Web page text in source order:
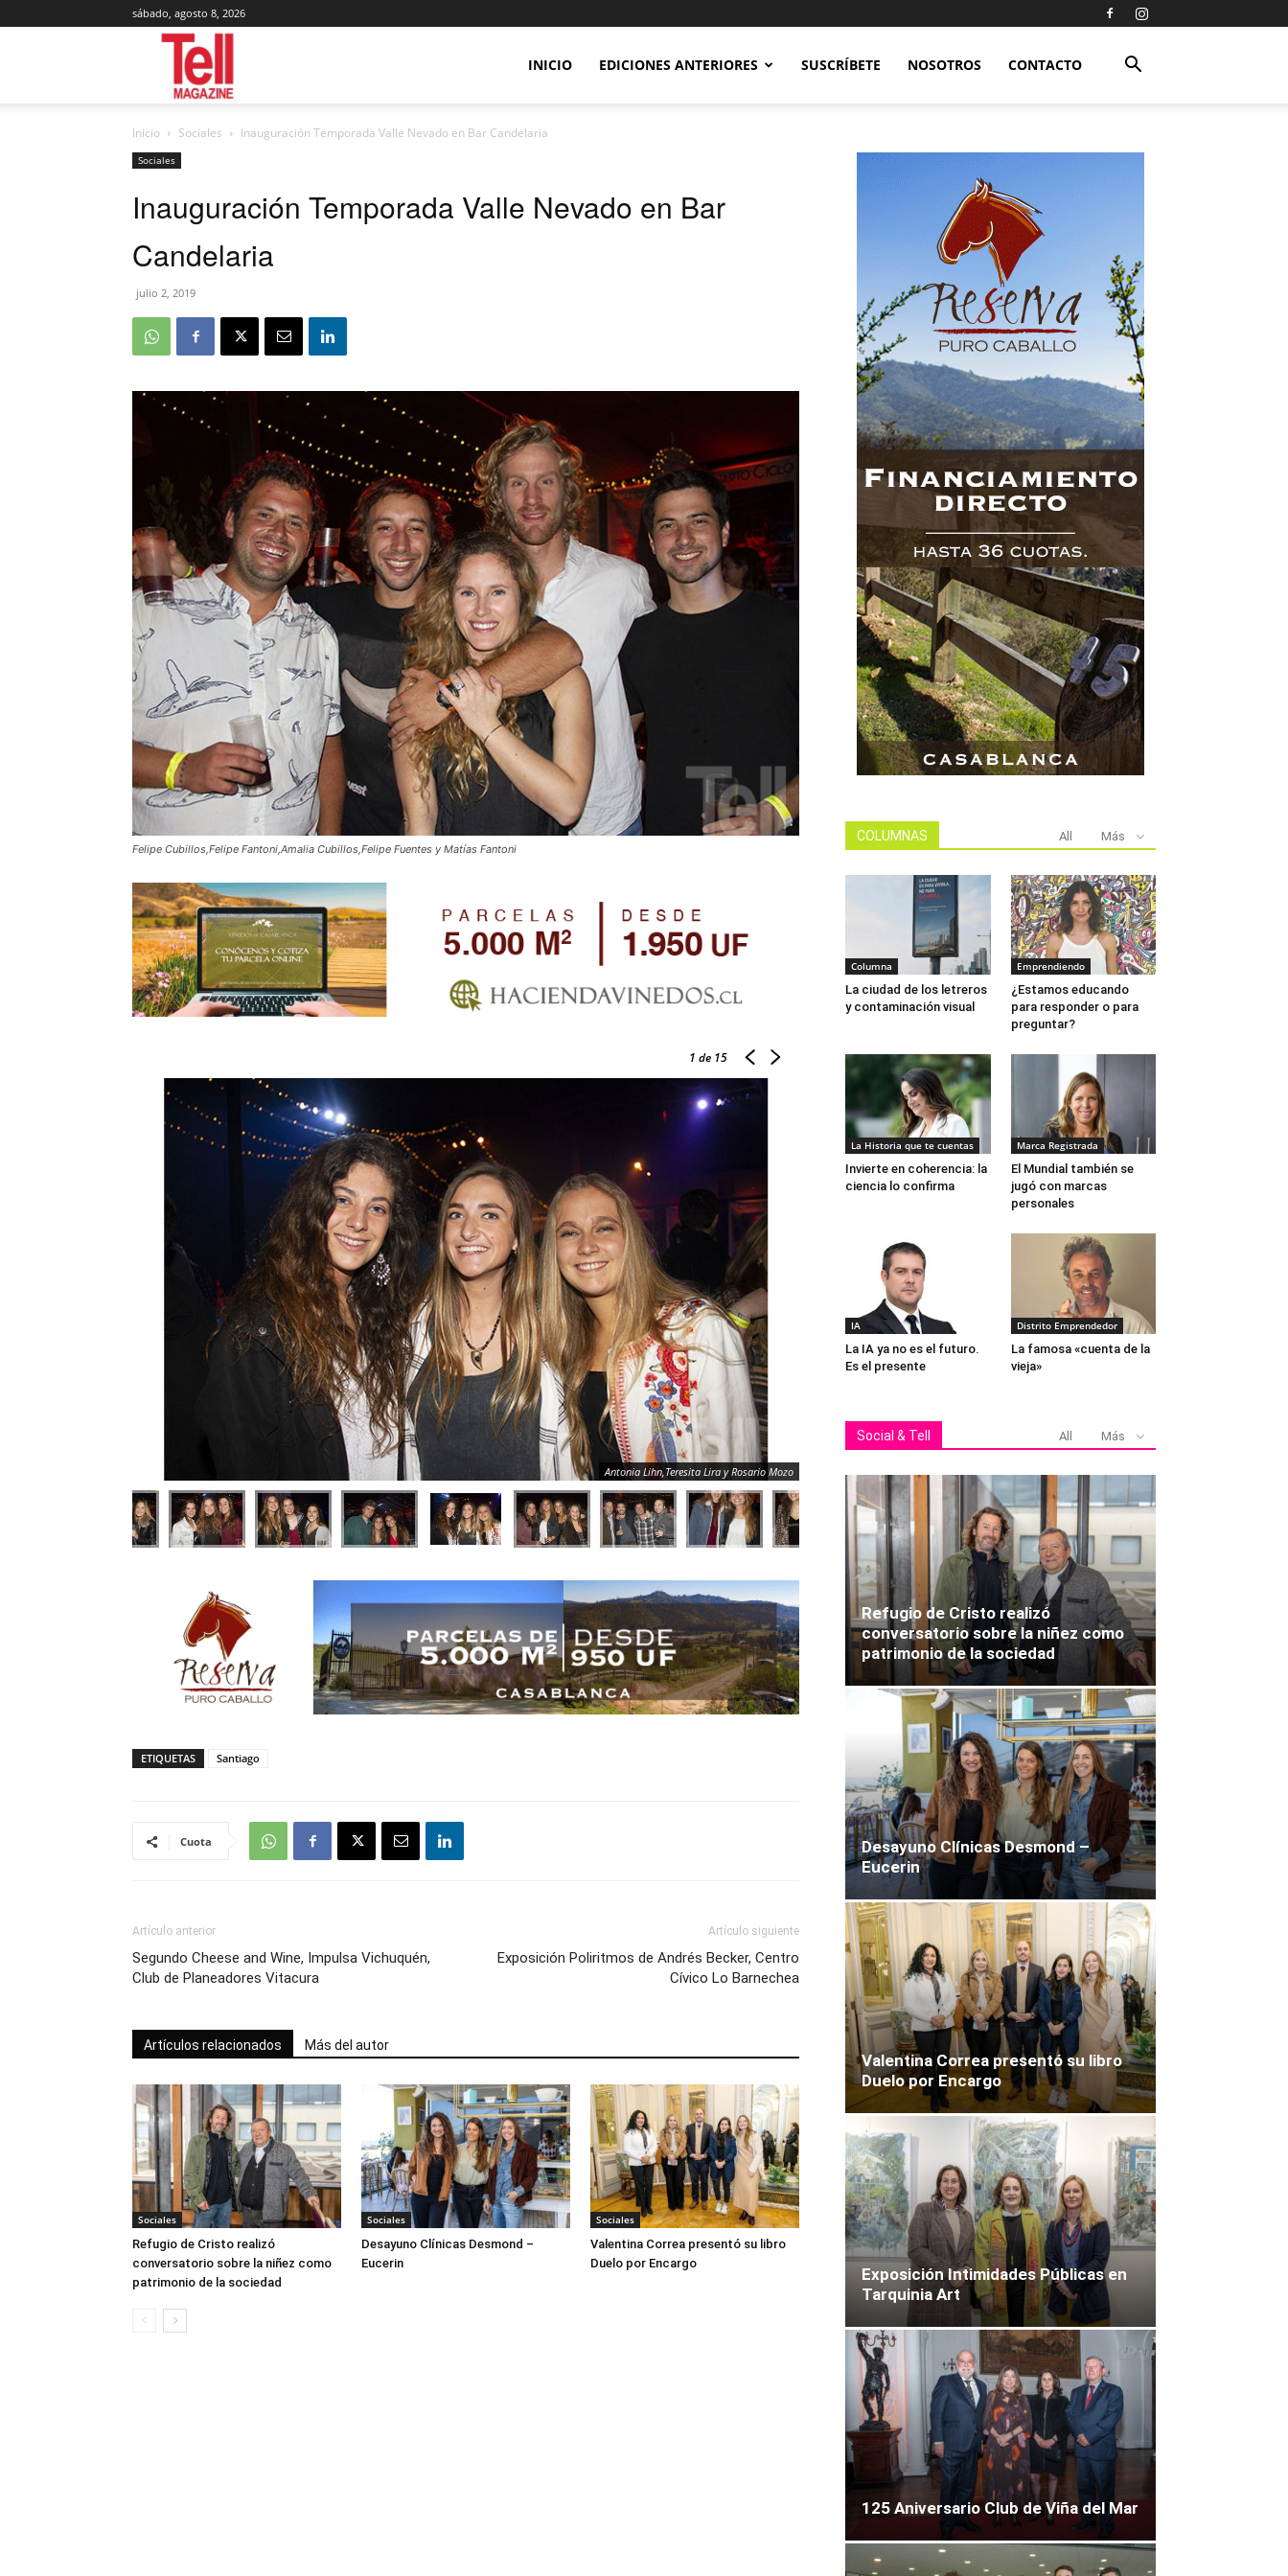
sábado, agosto 8, 2026
Magazine
INICIO EDICIONES ANTERIORES SUSCRÍBETE NOSOTROS CONTACTO
Inicio Sociales Inauguración Temporada Valle Nevado en Bar Candelaria
Sociales
Inauguración Temporada Valle Nevado en Bar
Candelaria
julio 2, 2019
Felipe Cubillos,Felipe Fantoni,Amalia Cubillos,Felipe Fuentes y Matías Fantoni
1 de 15
Antonia Lihn,Teresita Lira y Rosario Mozo Francisca Moreno,Isidora
ETIQUETAS Santiago
Cuota
Artículo anterior
Segundo Cheese and Wine, Impulsa Vichuquén,
Club de Planeadores Vitacura
Artículo siguiente
Exposición Poliritmos de Andrés Becker, Centro
Cívico Lo Barnechea
Artículos relacionados Más del autor
Sociales
Refugio de Cristo realizó
conversatorio sobre la niñez como
patrimonio de la sociedad
Sociales
Desayuno Clínicas Desmond –
Eucerin
Sociales
Valentina Correa presentó su libro
Duelo por Encargo
COLUMNAS All Más
Columna
La ciudad de los letreros
y contaminación visual
Emprendiendo
¿Estamos educando
para responder o para
preguntar?
La Historia que te cuentas
Invierte en coherencia: la
ciencia lo confirma
Marca Registrada
El Mundial también se
jugó con marcas
personales
IA
La IA ya no es el futuro.
Es el presente
Distrito Emprendedor
La famosa «cuenta de la
vieja»
Social & Tell All Más
Refugio de Cristo realizó
conversatorio sobre la niñez como
patrimonio de la sociedad
Desayuno Clínicas Desmond –
Eucerin
Valentina Correa presentó su libro
Duelo por Encargo
Exposición Intimidades Públicas en
Tarquinia Art
125 Aniversario Club de Viña del Mar